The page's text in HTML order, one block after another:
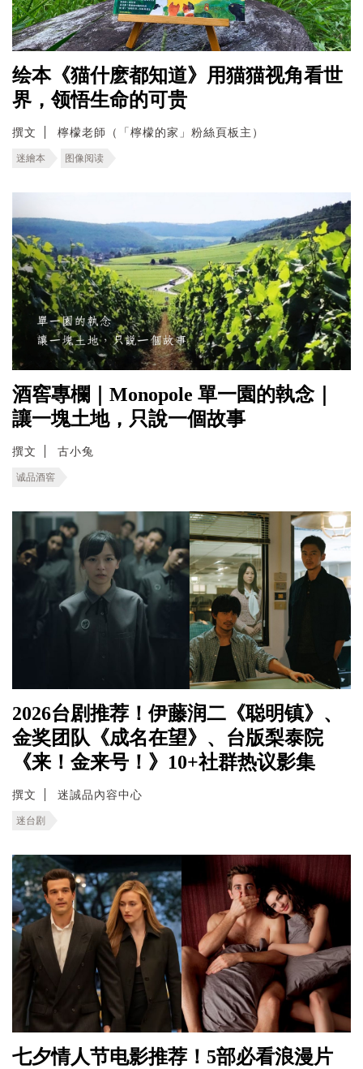
绘本《猫什麽都知道》用猫猫视角看世
界，领悟生命的可贵
撰文 檸檬老師（「檸檬的家」粉絲頁板主）
迷繪本 图像阅读
酒窖專欄｜Monopole 單一園的執念｜
讓一塊土地，只說一個故事
撰文 古小兔
诚品酒窖
2026台剧推荐！伊藤润二《聪明镇》、
金奖团队《成名在望》、台版梨泰院
《来！金来号！》10+社群热议影集
撰文 迷誠品內容中心
迷台剧
七夕情人节电影推荐！5部必看浪漫片